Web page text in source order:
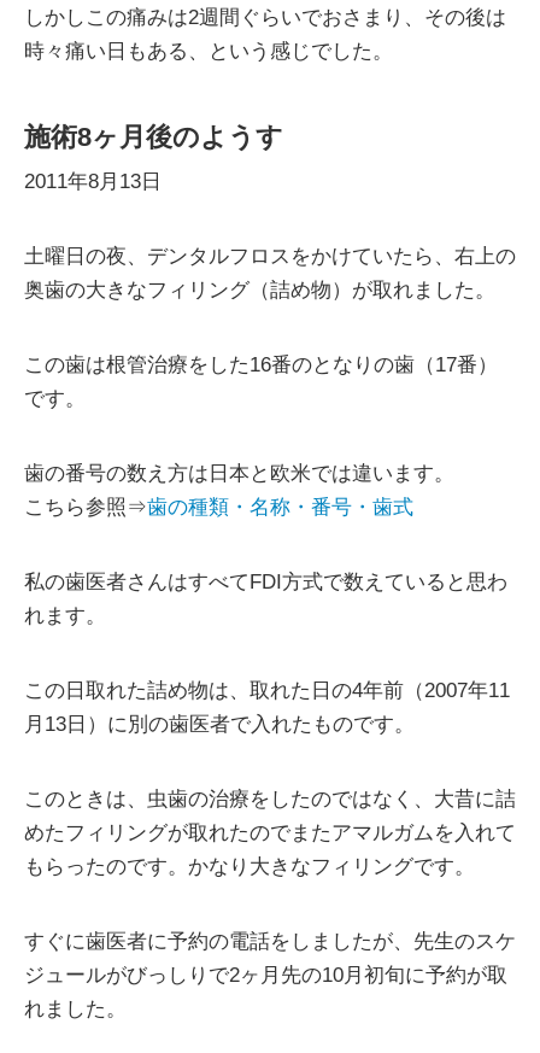
しかしこの痛みは2週間ぐらいでおさまり、その後は
時々痛い日もある、という感じでした。
施術8ヶ月後のようす
2011年8月13日
土曜日の夜、デンタルフロスをかけていたら、右上の
奥歯の大きなフィリング（詰め物）が取れました。
この歯は根管治療をした16番のとなりの歯（17番）
です。
歯の番号の数え方は日本と欧米では違います。
こちら参照⇒歯の種類・名称・番号・歯式
私の歯医者さんはすべてFDI方式で数えていると思わ
れます。
この日取れた詰め物は、取れた日の4年前（2007年11
月13日）に別の歯医者で入れたものです。
このときは、虫歯の治療をしたのではなく、大昔に詰
めたフィリングが取れたのでまたアマルガムを入れて
もらったのです。かなり大きなフィリングです。
すぐに歯医者に予約の電話をしましたが、先生のスケ
ジュールがびっしりで2ヶ月先の10月初旬に予約が取
れました。